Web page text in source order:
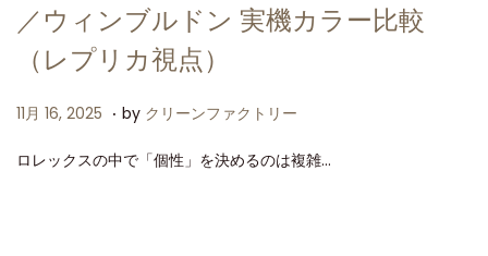
／ウィンブルドン 実機カラー比較
（レプリカ視点）
P
s
11月 16, 2025
月
. by クリーンファクトリー
ロレックスの中で「個性」を決めるのは複雑…